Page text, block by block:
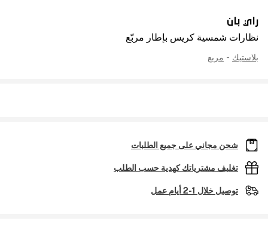
راي بان
نظارات شمسية كريس بإطار مربّع
بلاستيك - مربع
شحن مجاني على جميع الطلبات
تغليف مشترياتك كهدية حسب الطلب
توصيل خلال 1-2 أيام عمل